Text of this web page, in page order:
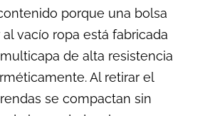
porque una bolsa
vacío ropa está fabricada
de alta resistencia
Al retirar el
se compactan sin